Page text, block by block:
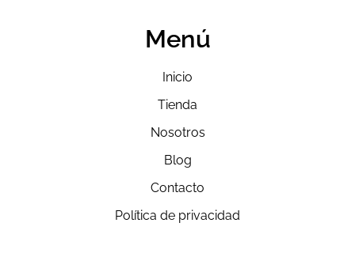
Menú
Inicio
Tienda
Nosotros
Blog
Contacto
Política de privacidad